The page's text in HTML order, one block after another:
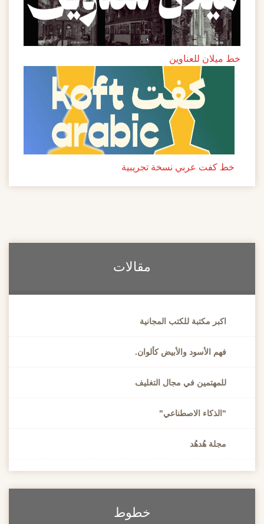
خط ميلان للعناوين
خط كفت عربي نسخة تجريبية
مقالات
اكبر مكتبة للكتب المجانية
فهم الأسود والأبيض كألوان.
للمهتمين في مجال التغليف
"الذكاء الاصطناعي"
مجلة هُدهُد
خطوط